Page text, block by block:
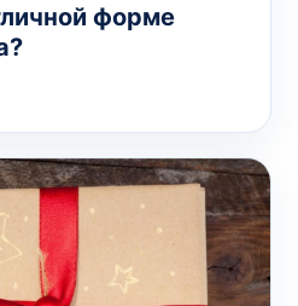
форме